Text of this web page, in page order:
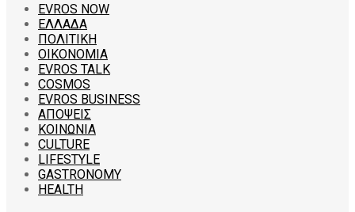
EVROS NOW
ΕΛΛΑΔΑ
ΠΟΛΙΤΙΚΗ
ΟΙΚΟΝΟΜΙΑ
EVROS TALK
COSMOS
EVROS BUSINESS
ΑΠΟΨΕΙΣ
ΚΟΙΝΩΝΙΑ
CULTURE
LIFESTYLE
GASTRONOMY
HEALTH